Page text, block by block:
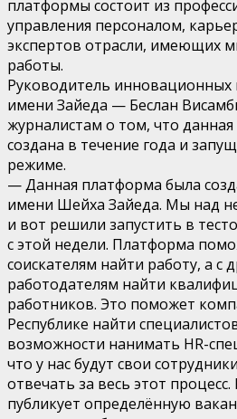
платформы состоит из
управления персоналом,
экспертов отрасли, имеющих
работы.
Руководитель
имени Зайеда — Беслан
журналистам о том, что
создана в течение года и
режиме.
— Данная платформа была
имени Шейха Зайеда. Мы над
и вот решили запустить в
с этой недели. Платформа
соискателям найти работу, а с
работодателям найти
работников. Это поможет
Республике найти
возможности нанимать HR-
что у нас будут свои
отвечать за весь этот
публикует определённую